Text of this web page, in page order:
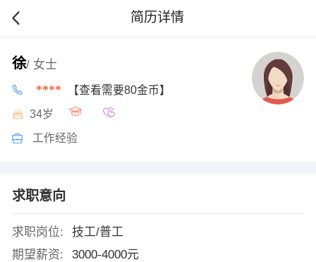
简历详情
徐/ 女士
**** 【查看需要80金币】
34岁
工作经验
求职意向
求职岗位:
技工/普工
期望薪资:
3000-4000元